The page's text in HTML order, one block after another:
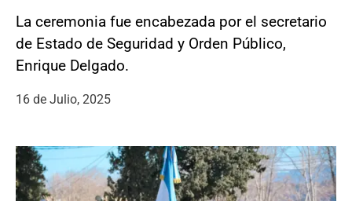
La ceremonia fue encabezada por el secretario
de Estado de Seguridad y Orden Público,
Enrique Delgado.
16 de Julio, 2025